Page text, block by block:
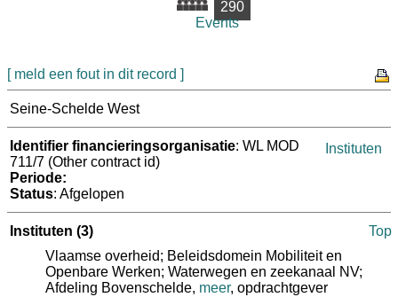
290
Events
[ meld een fout in dit record ]
Seine-Schelde West
Identifier financieringsorganisatie: WL MOD
711/7 (Other contract id)
Periode:
Status: Afgelopen
Instituten
Instituten (3)
Top
Vlaamse overheid; Beleidsdomein Mobiliteit en
Openbare Werken; Waterwegen en zeekanaal NV;
Afdeling Bovenschelde, meer, opdrachtgever